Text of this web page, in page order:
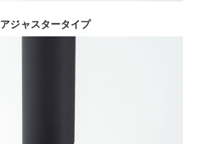
アジャスタータイプ